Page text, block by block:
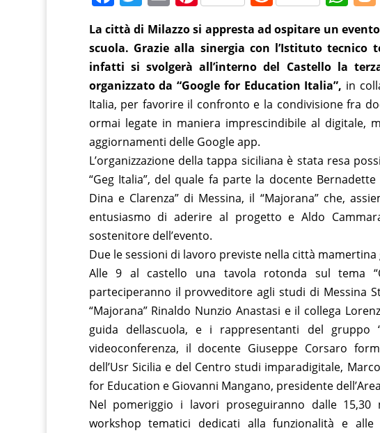
a
c
e
b
o
o
k
w
itt
er
ai
l
nt
er
e
st
d
di
t
at
s
A
p
p
La città di Milazzo si appresta ad ospitare un
scuola. Grazie alla sinergia con l’Istituto tecnico
infatti si svolgerà all’interno del Castello la
organizzato da “Google for Education Italia”, in
Italia, per favorire il confronto e la condivisione fra
ormai legate in maniera imprescindibile al digitale,
aggiornamenti delle Google app.
L’organizzazione della tappa siciliana è stata resa
“Geg Italia”, del quale fa parte la docente
Dina e Clarenza” di Messina, il “Majorana” che,
entusiasmo di aderire al progetto e Aldo
sostenitore dell’evento.
Due le sessioni di lavoro previste nella città
Alle 9 al castello una tavola rotonda sul tema
parteciperanno il provveditore agli studi di Messina
“Majorana” Rinaldo Nunzio Anastasi e il collega
guida dellascuola, e i rappresentanti del gruppo
videoconferenza, il docente Giuseppe Corsaro
dell’Usr Sicilia e del Centro studi imparadigitale,
for Education e Giovanni Mangano, presidente
Nel pomeriggio i lavori proseguiranno dalle 15,30
workshop tematici dedicati alla funzionalità e